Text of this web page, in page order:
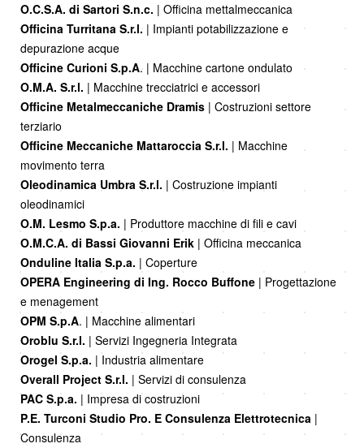
O.C.S.A. di Sartori S.n.c. | Officina mettalmeccanica
Officina Turritana S.r.l. | Impianti potabilizzazione e
depurazione acque
Officine Curioni S.p.A. | Macchine cartone ondulato
O.M.A. S.r.l. | Macchine trecciatrici e accessori
Officine Metalmeccaniche Dramis | Costruzioni settore
terziario
Officine Meccaniche Mattaroccia S.r.l. | Macchine
movimento terra
Oleodinamica Umbra S.r.l. | Costruzione impianti
oleodinamici
O.M. Lesmo S.p.a. | Produttore macchine di fili e cavi
O.M.C.A. di Bassi Giovanni Erik | Officina meccanica
Onduline Italia S.p.a. | Coperture
OPERA Engineering di Ing. Rocco Buffone | Progettazione
e menagement
OPM S.p.A. | Macchine alimentari
Oroblu S.r.l. | Servizi Ingegneria Integrata
Orogel S.p.a. | Industria alimentare
Overall Project S.r.l. | Servizi di consulenza
PAC S.p.a. | Impresa di costruzioni
P.E. Turconi Studio Pro. E Consulenza Elettrotecnica |
Consulenza